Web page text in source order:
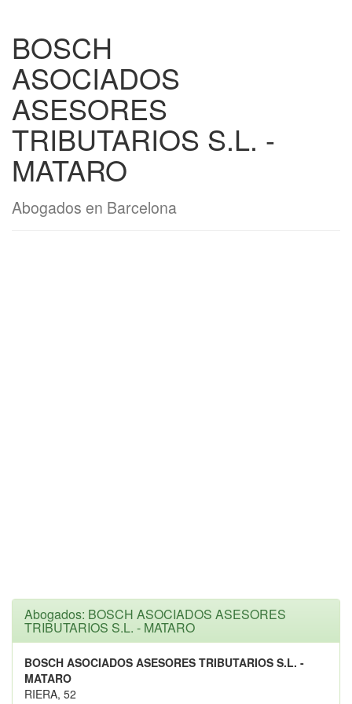
BOSCH
ASOCIADOS
ASESORES
TRIBUTARIOS S.L. -
MATARO
Abogados en Barcelona
Abogados: BOSCH ASOCIADOS ASESORES
TRIBUTARIOS S.L. - MATARO
BOSCH ASOCIADOS ASESORES TRIBUTARIOS S.L. -
MATARO
RIERA, 52